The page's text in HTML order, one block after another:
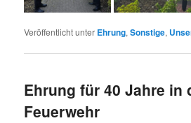
Veröffentlicht unter Ehrung,Sonstige,
Ehrung für 40 Jahre in
Feuerwehr